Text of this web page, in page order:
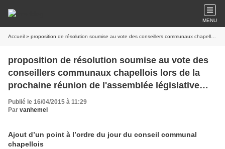
MENU
Accueil » proposition de résolution soumise au vote des conseillers communaux chapellois lors de la prochaine réunion de l'assemblée législative locale du 27.04.2015
proposition de résolution soumise au vote des
conseillers communaux chapellois lors de la
prochaine réunion de l'assemblée législative
locale du 27.04.2015
Publié le 16/04/2015 à 11:29
Par vanhemel
Ajout d’un point à l’ordre du jour du conseil communal
chapellois